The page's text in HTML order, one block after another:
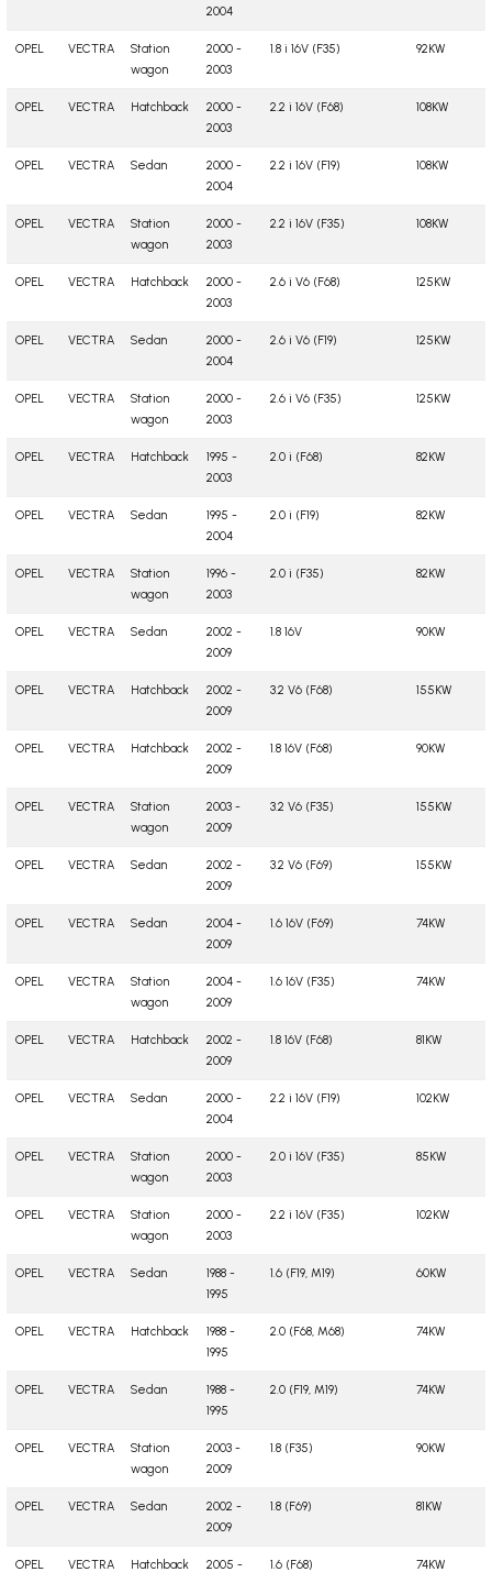
2004
OPEL VECTRA
Station
wagon
2000 -
2003
1.8 i 16V (F35) 92KW
OPEL VECTRA Hatchback
2000 -
2003
2.2 i 16V (F68) 108KW
OPEL VECTRA Sedan
2000 -
2004
2.2 i 16V (F19) 108KW
OPEL VECTRA
Station
wagon
2000 -
2003
2.2 i 16V (F35) 108KW
OPEL VECTRA Hatchback
2000 -
2003
2.6 i V6 (F68) 125KW
OPEL VECTRA Sedan
2000 -
2004
2.6 i V6 (F19) 125KW
OPEL VECTRA
Station
wagon
2000 -
2003
2.6 i V6 (F35) 125KW
OPEL VECTRA Hatchback
1995 -
2003
2.0 i (F68) 82KW
OPEL VECTRA Sedan
1995 -
2004
2.0 i (F19) 82KW
OPEL VECTRA
Station
wagon
1996 -
2003
2.0 i (F35) 82KW
OPEL VECTRA Sedan
2002 -
2009
1.8 16V 90KW
OPEL VECTRA Hatchback
2002 -
2009
3.2 V6 (F68) 155KW
OPEL VECTRA Hatchback
2002 -
2009
1.8 16V (F68) 90KW
OPEL VECTRA
Station
wagon
2003 -
2009
3.2 V6 (F35) 155KW
OPEL VECTRA Sedan
2002 -
2009
3.2 V6 (F69) 155KW
OPEL VECTRA Sedan
2004 -
2009
1.6 16V (F69) 74KW
OPEL VECTRA
Station
wagon
2004 -
2009
1.6 16V (F35) 74KW
OPEL VECTRA Hatchback
2002 -
2009
1.8 16V (F68) 81KW
OPEL VECTRA Sedan
2000 -
2004
2.2 i 16V (F19) 102KW
OPEL VECTRA
Station
wagon
2000 -
2003
2.0 i 16V (F35) 85KW
OPEL VECTRA
Station
wagon
2000 -
2003
2.2 i 16V (F35) 102KW
OPEL VECTRA Sedan
1988 -
1995
1.6 (F19, M19) 60KW
OPEL VECTRA Hatchback
1988 -
1995
2.0 (F68, M68) 74KW
OPEL VECTRA Sedan
1988 -
1995
2.0 (F19, M19) 74KW
OPEL VECTRA
Station
wagon
2003 -
2009
1.8 (F35) 90KW
OPEL VECTRA Sedan
2002 -
2009
1.8 (F69) 81KW
OPEL VECTRA Hatchback
2005 -
1.6 (F68) 74KW